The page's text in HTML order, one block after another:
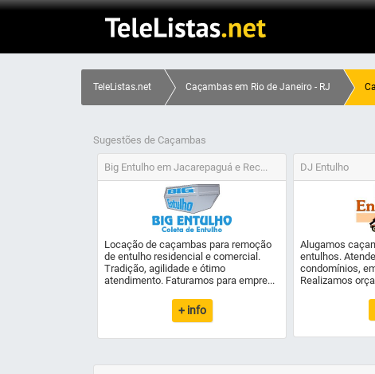
TeleListas.net Caçambas em Rio de Janeiro - RJ
Sugestões de Caçambas
Big Entulho em Jacarepaguá e Rec...
Locação de caçambas para remoção
de entulho residencial e comercial.
Tradição, agilidade e ótimo
atendimento. Faturamos para empre...
+ info
DJ Entulho
Alugamos
entulhos.
condomínios,
Realizamos